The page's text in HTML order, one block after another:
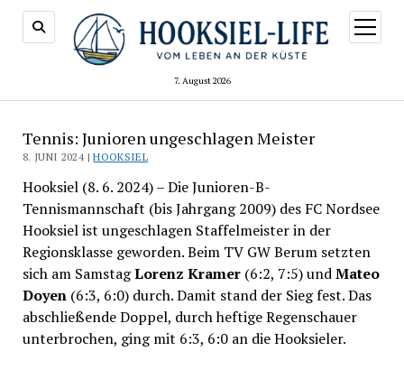
7. August 2026
Menü
öffnen
Tennis: Junioren ungeschlagen Meister
8. JUNI 2024 |HOOKSIEL
Hooksiel (8. 6. 2024) – Die Junioren-B-
Tennismannschaft (bis Jahrgang 2009) des FC Nordsee
Hooksiel ist ungeschlagen Staffelmeister in der
Regionsklasse geworden. Beim TV GW Berum setzten
sich am SamstagLorenz Kramer(6:2, 7:5) undMateo
Doyen(6:3, 6:0) durch. Damit stand der Sieg fest. Das
abschließende Doppel, durch heftige Regenschauer
unterbrochen, ging mit 6:3, 6:0 an die Hooksieler.